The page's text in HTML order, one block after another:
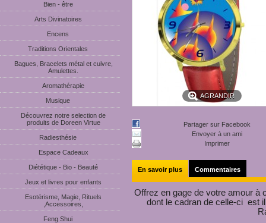
Bien - être
Arts Divinatoires
Encens
Traditions Orientales
Bagues, Bracelets métal et cuivre,
Amulettes.
Aromathérapie
Musique
Découvrez notre selection de
produits de Doreen Virtue
Radiesthésie
Espace Cadeaux
Diététique - Bio - Beauté
Jeux et livres pour enfants
Esotérisme, Magie, Rituels
,Accessoires,
Feng Shui
AGRANDIR
Partager sur Facebook
Envoyer à un ami
Imprimer
En savoir plus Commentaires
Offrez en gage de votre amour à
dont le cadran de celle-ci est